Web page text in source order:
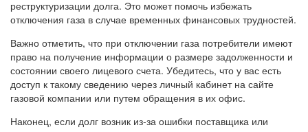
реструктуризации долга. Это может помочь избежать
отключения газа в случае временных финансовых трудностей.
Важно отметить, что при отключении газа потребители имеют
право на получение информации о размере задолженности и
состоянии своего лицевого счета. Убедитесь, что у вас есть
доступ к такому сведению через личный кабинет на сайте
газовой компании или путем обращения в их офис.
Наконец, если долг возник из-за ошибки поставщика или